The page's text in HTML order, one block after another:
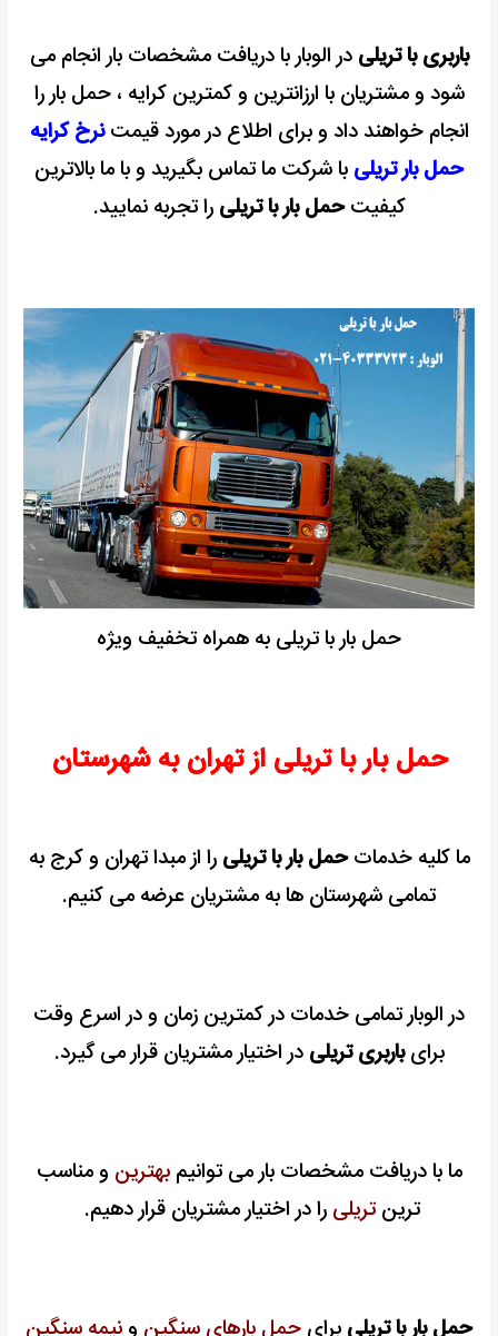
باربری با تریلی در الوبار با دریافت مشخصات بار انجام می
شود و مشتریان با ارزانترین و کمترین کرایه ، حمل بار را
انجام خواهند داد و برای اطلاع در مورد قیمتنرخ کرایه
حمل بار تریلی با شرکت ما تماس بگیرید و با ما بالاترین
کیفیتحمل بار با تریلی را تجربه نمایید.
حمل بار با تریلی به همراه تخفیف ویژه
حمل بار با تریلی از تهران به شهرستان
ما کلیه خدماتحمل بار با تریلی را از مبدا تهران و کرج به
تمامی شهرستان ها به مشتریان عرضه می کنیم.
در الوبار تمامی خدمات در کمترین زمان و در اسرع وقت
برایباربری تریلی در اختیار مشتریان قرار می گیرد.
ما با دریافت مشخصات بار می توانیمبهترین و مناسب
ترینتریلی را در اختیار مشتریان قرار دهیم.
حمل بار با تریلی برای حمل بارهای سنگین و نیمه سنگین